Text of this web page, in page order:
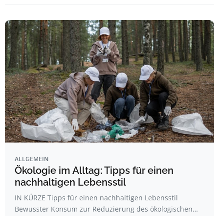
ALLGEMEIN
Ökologie im Alltag: Tipps für einen
nachhaltigen Lebensstil
IN KÜRZE Tipps für einen nachhaltigen Lebensstil
Bewusster Konsum zur Reduzierung des ökologischen…